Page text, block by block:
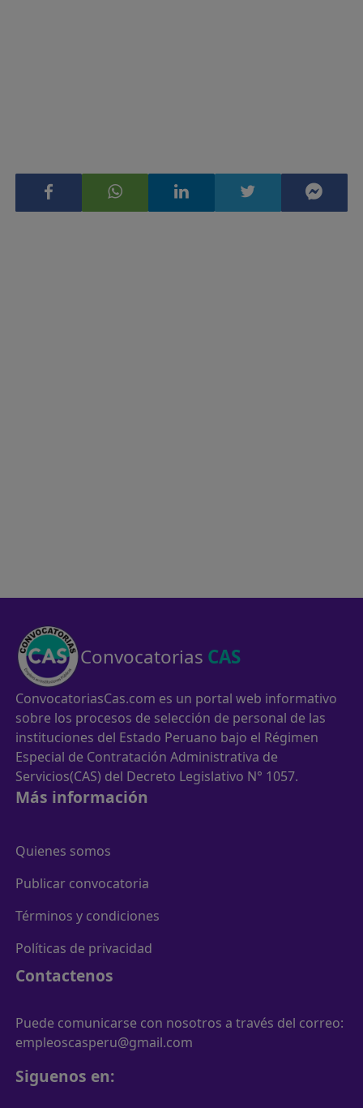
Convocatorias CAS
ConvocatoriasCas.com es un portal web informativo
sobre los procesos de selección de personal de las
instituciones del Estado Peruano bajo el Régimen
Especial de Contratación Administrativa de
Servicios(CAS) del Decreto Legislativo N° 1057.
Más información
Quienes somos
Publicar convocatoria
Términos y condiciones
Políticas de privacidad
Contactenos
Puede comunicarse con nosotros a través del correo:
empleoscasperu@gmail.com
Siguenos en: